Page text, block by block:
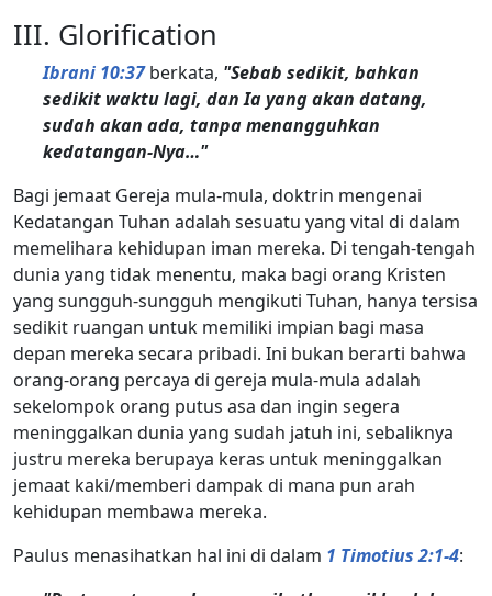
III. Glorification
Ibrani 10:37berkata, "Sebab sedikit, bahkan
sedikit waktu lagi, dan Ia yang akan datang,
sudah akan ada, tanpa menangguhkan
kedatangan-Nya…"
Bagi jemaat Gereja mula-mula, doktrin mengenai
Kedatangan Tuhan adalah sesuatu yang vital di dalam
memelihara kehidupan iman mereka. Di tengah-tengah
dunia yang tidak menentu, maka bagi orang Kristen
yang sungguh-sungguh mengikuti Tuhan, hanya tersisa
sedikit ruangan untuk memiliki impian bagi masa
depan mereka secara pribadi. Ini bukan berarti bahwa
orang-orang percaya di gereja mula-mula adalah
sekelompok orang putus asa dan ingin segera
meninggalkan dunia yang sudah jatuh ini, sebaliknya
justru mereka berupaya keras untuk meninggalkan
jemaat kaki/memberi dampak di mana pun arah
kehidupan membawa mereka.
Paulus menasihatkan hal ini di dalam 1 Timotius 2:1-4: